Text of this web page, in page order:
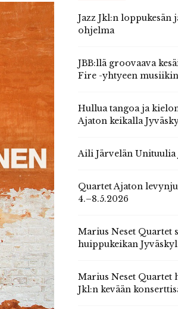
Jazz Jkl:n loppukesän
ohjelma
JBB:llä groovaava
Fire -yhtyeen
Hullua tangoa ja
Ajaton keikalla
Aili Järvelän Unituulia
Quartet Ajaton
4.–8.5.2026
Marius Neset Quartet
huippukeikan
Marius Neset Quartet
Jkl:n kevään